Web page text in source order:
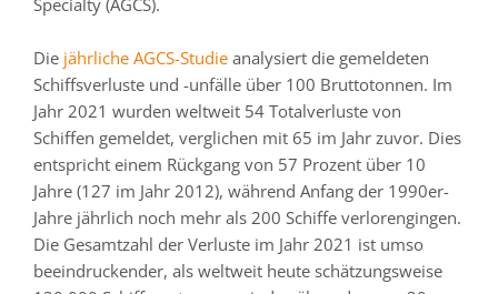
Specialty (AGCS).
Die jährliche AGCS-Studie analysiert die gemeldeten
Schiffsverluste und -unfälle über 100 Bruttotonnen. Im
Jahr 2021 wurden weltweit 54 Totalverluste von
Schiffen gemeldet, verglichen mit 65 im Jahr zuvor. Dies
entspricht einem Rückgang von 57 Prozent über 10
Jahre (127 im Jahr 2012), während Anfang der 1990er-
Jahre jährlich noch mehr als 200 Schiffe verlorengingen.
Die Gesamtzahl der Verluste im Jahr 2021 ist umso
beeindruckender, als weltweit heute schätzungsweise